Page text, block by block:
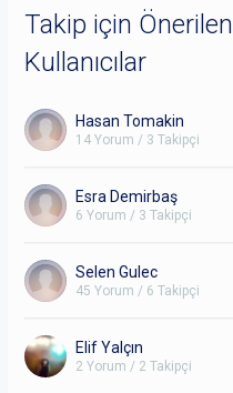
Takip için Önerilen
Kullanıcılar
Hasan Tomakin
14 Yorum / 3 Takipçi
Esra Demirbaş
6 Yorum / 3 Takipçi
Selen Gulec
45 Yorum / 6 Takipçi
Elif Yalçın
2 Yorum / 2 Takipçi